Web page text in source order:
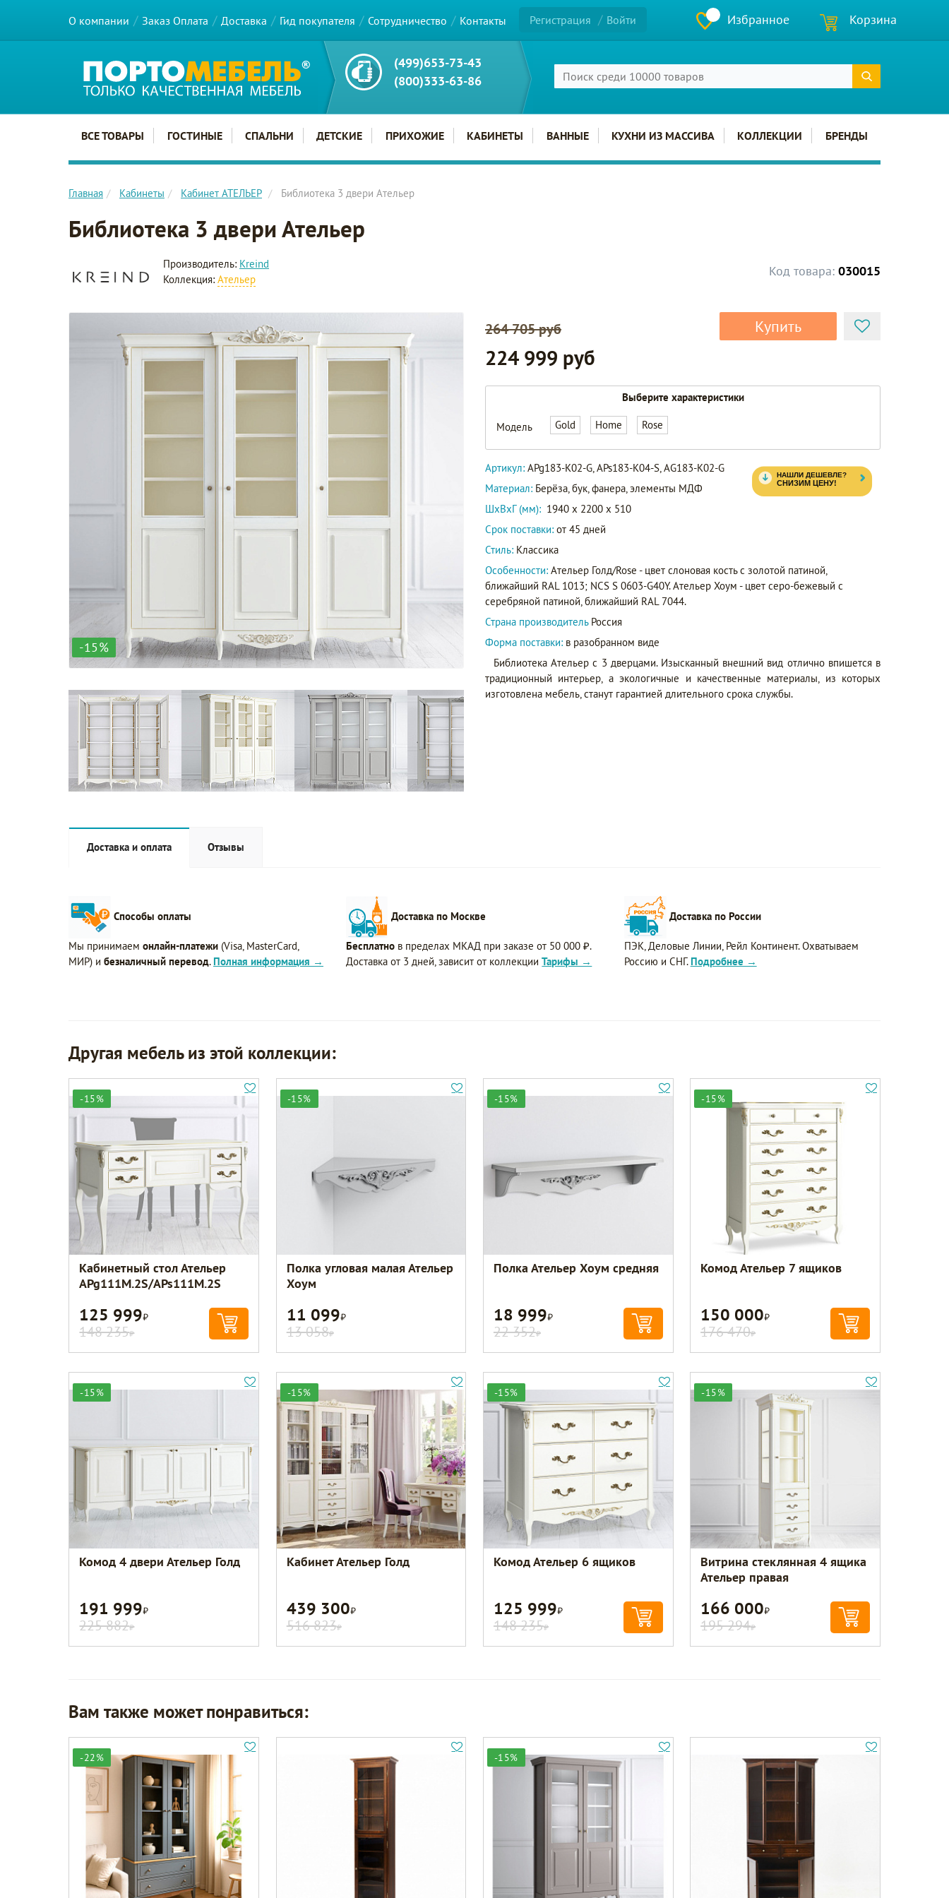
О компании Заказ Оплата Доставка Гид покупателя Сотрудничество Контакты Регистрация Войти Избранное Корзина
(499)653-73-43
(800)333-63-86
Главное меню сайта
ВСЕ ТОВАРЫ ГОСТИНЫЕ СПАЛЬНИ ДЕТСКИЕ ПРИХОЖИЕ КАБИНЕТЫ ВАННЫЕ КУХНИ ИЗ МАССИВА КОЛЛЕКЦИИ БРЕНДЫ
Главная Кабинеты Кабинет АТЕЛЬЕР Библиотека 3 двери Ательер
Библиотека 3 двери Ательер
Код товара: 030015
Производитель: Kreind
Коллекция: Ательер
-15%
264 705 руб
224 999 руб
Купить
Выберите характеристики
Модель Gold Home
Rose
APs183-
K04-S
AG183-
K02-G
Артикул: APg183-K02-G, APs183-K04-S, AG183-K02-G
Материал: Берёза, бук, фанера, элементы МДФ
ШxВxГ (мм): 1940 x 2200 x 510
Срок поставки: от 45 дней
Стиль: Классика
Особенности: Ательер Голд/Rose - цвет слоновая кость с золотой патиной,
ближайший RAL 1013; NCS S 0603-G40Y. Ательер Хоум - цвет серо-бежевый с
серебряной патиной, ближайший RAL 7044.
Страна производитель Россия
Форма поставки: в разобранном виде
Библиотека Ательер с 3 дверцами. Изысканный внешний вид отлично впишется в
традиционный интерьер, а экологичные и качественные материалы, из которых
изготовлена мебель, станут гарантией длительного срока службы.
Доставка и оплата Отзывы
Способы оплаты
Мы принимаем онлайн-платежи (Visa, MasterCard,
МИР) и безналичный перевод. Полная информация →
Доставка по Москве
Бесплатно в пределах МКАД при заказе от 50 000 ₽.
Доставка от 3 дней, зависит от коллекцииТарифы →
Доставка по России
ПЭК, Деловые Линии, Рейл Континент. Охватываем
Россию и СНГ. Подробнее →
Другая мебель из этой коллекции:
-15%
Кабинетный стол Ательер
APg111M.2S/APs111M.2S
125 999Р
148 235Р
-15%
Полка угловая малая Ательер
Хоум
11 099Р
13 058Р
-15%
Полка Ательер Хоум средняя
18 999Р
22 352Р
-15%
Комод Ательер 7 ящиков
150 000Р
176 470Р
-15%
Комод 4 двери Ательер Голд
191 999Р
225 882Р
-15%
Кабинет Ательер Голд
439 300Р
516 823Р
-15%
Комод Ательер 6 ящиков
125 999Р
148 235Р
-15%
Витрина стеклянная 4 ящика
Ательер правая
166 000Р
195 294Р
Вам также может понравиться:
-22% -15%